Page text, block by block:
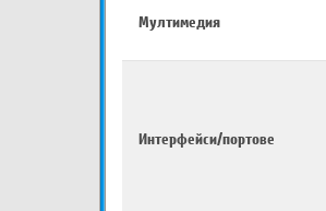
Мултимедия
Интерфейси/портове